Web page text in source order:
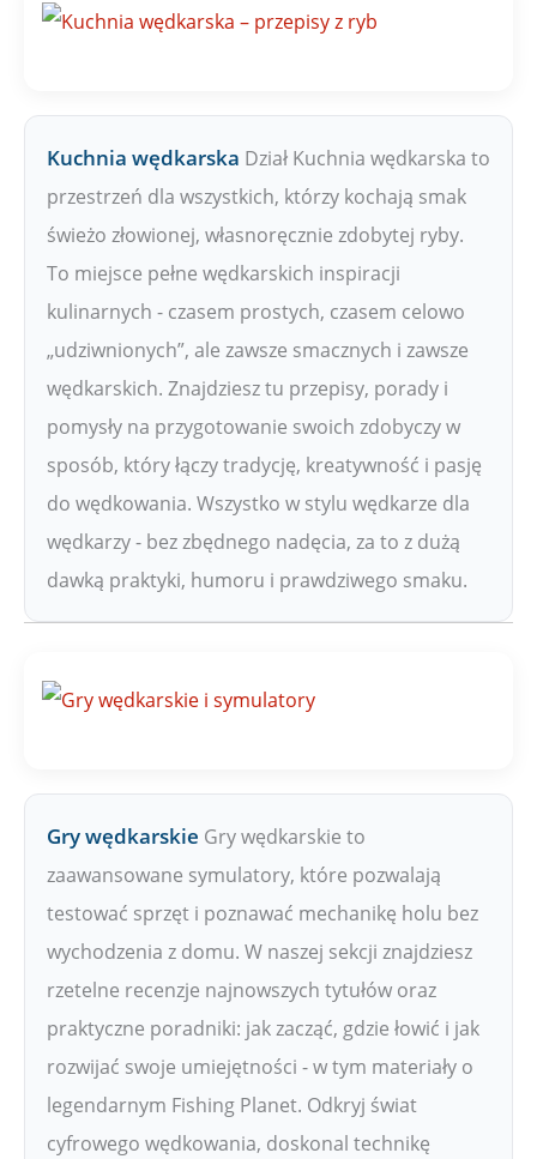
Kuchnia wędkarska Dział Kuchnia wędkarska to
przestrzeń dla wszystkich, którzy kochają smak
świeżo złowionej, własnoręcznie zdobytej ryby.
To miejsce pełne wędkarskich inspiracji
kulinarnych - czasem prostych, czasem celowo
„udziwnionych”, ale zawsze smacznych i zawsze
wędkarskich. Znajdziesz tu przepisy, porady i
pomysły na przygotowanie swoich zdobyczy w
sposób, który łączy tradycję, kreatywność i pasję
do wędkowania. Wszystko w stylu wędkarze dla
wędkarzy - bez zbędnego nadęcia, za to z dużą
dawką praktyki, humoru i prawdziwego smaku.
Gry wędkarskie Gry wędkarskie to
zaawansowane symulatory, które pozwalają
testować sprzęt i poznawać mechanikę holu bez
wychodzenia z domu. W naszej sekcji znajdziesz
rzetelne recenzje najnowszych tytułów oraz
praktyczne poradniki: jak zacząć, gdzie łowić i jak
rozwijać swoje umiejętności - w tym materiały o
legendarnym Fishing Planet. Odkryj świat
cyfrowego wędkowania, doskonal technikę